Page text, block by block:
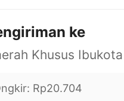
ke
: Rp20.704